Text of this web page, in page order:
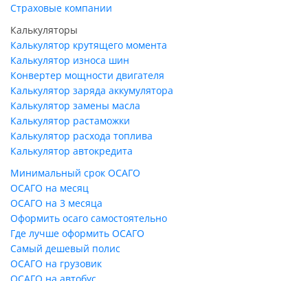
Страховые компании
Калькуляторы
Калькулятор крутящего момента
Калькулятор износа шин
Конвертер мощности двигателя
Калькулятор заряда аккумулятора
Калькулятор замены масла
Калькулятор растаможки
Калькулятор расхода топлива
Калькулятор автокредита
Минимальный срок ОСАГО
ОСАГО на месяц
ОСАГО на 3 месяца
Оформить осаго самостоятельно
Где лучше оформить ОСАГО
Самый дешевый полис
ОСАГО на грузовик